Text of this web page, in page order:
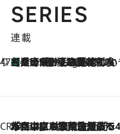
SERIES
連載
47都道府県の手みやげ ひんやりスイーツで夏を満喫
11 Hours Ago
【兵庫県】この夏絶対食べたい 冷やしておいしいおやつ3選 淡路島の恵みをジェラートに集約
CREA'S CHOICE
2026.8.7
「立川にも歌舞伎があるんだよ」 片岡仁左衛門・市川中車ら豪華座組みで4年目の立川立飛歌舞伎へ